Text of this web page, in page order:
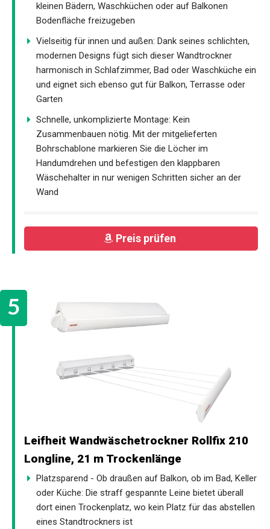
kleinen Bädern, Waschküchen oder auf Balkonen
Bodenfläche freizugeben
Vielseitig für innen und außen: Dank seines schlichten,
modernen Designs fügt sich dieser Wandtrockner
harmonisch in Schlafzimmer, Bad oder Waschküche ein
und eignet sich ebenso gut für Balkon, Terrasse oder
Garten
Schnelle, unkomplizierte Montage: Kein
Zusammenbauen nötig. Mit der mitgelieferten
Bohrschablone markieren Sie die Löcher im
Handumdrehen und befestigen den klappbaren
Wäschehalter in nur wenigen Schritten sicher an der
Wand
Preis prüfen
Leifheit Wandwäschetrockner Rollfix 210
Longline, 21 m Trockenlänge
Platzsparend - Ob draußen auf Balkon, ob im Bad, Keller
oder Küche: Die straff gespannte Leine bietet überall
dort einen Trockenplatz, wo kein Platz für das abstellen
eines Standtrockners ist